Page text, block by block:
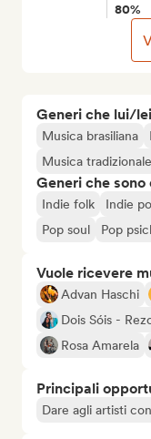
Generi che lui/
Musica brasiliana
Musica tradizionale
Generi che
Indie folk Indie
Pop soul
Pop
Vuole ricevere
Advan Haschi
Dois Sóis -
Rosa Amarela
Principali
Dare agli artisti
80%